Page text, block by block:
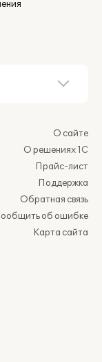
О сайте
О решениях 1С
Прайс-лист
Поддержка
Обратная связь
об ошибке
Карта сайта